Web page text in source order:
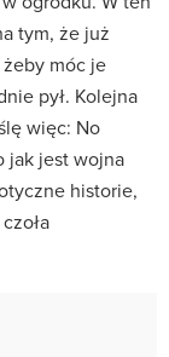
tym, że już
móc je
pył. Kolejna
więc: No
jak jest wojna
historie,